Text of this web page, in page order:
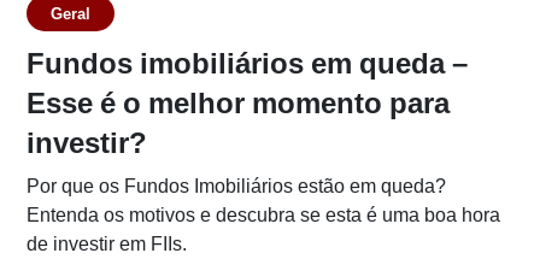
Geral
Fundos imobiliários em queda –
Esse é o melhor momento para
investir?
Por que os Fundos Imobiliários estão em queda?
Entenda os motivos e descubra se esta é uma boa hora
de investir em FIIs.